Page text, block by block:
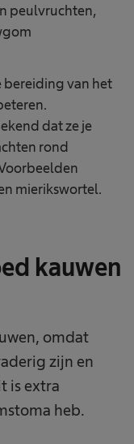
peulvruchten,
bereiding van het
dat ze je
rond
mierikswortel.
kauwen
omdat
zijn en
is extra
heb.